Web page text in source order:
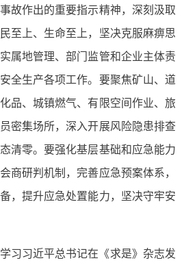
故作出的重要指示精神，深刻汲取
至上、生命至上，坚决克服麻痹思
属地管理、部门监管和企业主体责
全生产各项工作。要聚焦矿山、道
品、城镇燃气、有限空间作业、旅
密集场所，深入开展风险隐患排查
清零。要强化基层基础和应急能力
商研判机制，完善应急预案体系，
，提升应急处置能力，坚决守牢安
习习近平总书记在《求是》杂志发